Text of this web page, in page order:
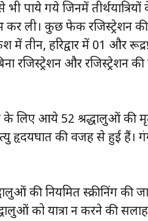
पाये गये जिनमें
कर ली। कुछ फेक रजिस्ट्रेशन
में तीन, हरिद्वार में 01 और
रजिस्ट्रेशन और रजिस्ट्रेशन
के लिए आये 52 श्रद्धालुओं की
की वजह से हुई हैं।
की नियमित स्क्रीनिंग की
को यात्रा न करने की